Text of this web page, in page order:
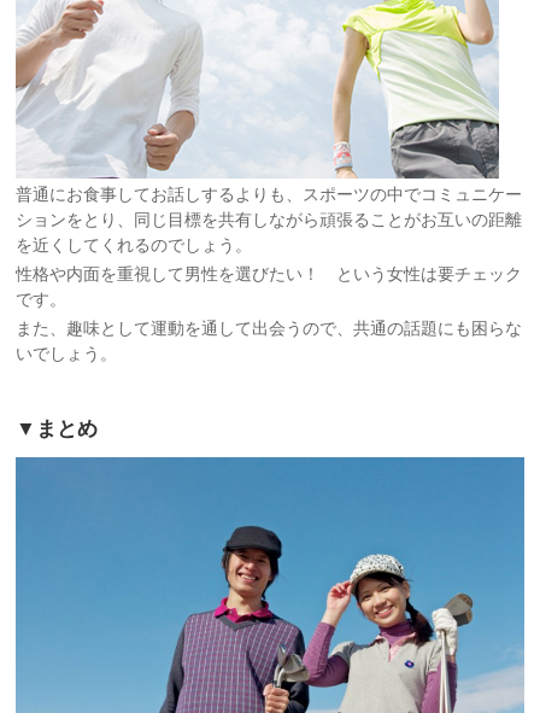
普通にお食事してお話しするよりも、スポーツの中でコミュニケー
ションをとり、同じ目標を共有しながら頑張ることがお互いの距離
を近くしてくれるのでしょう。
性格や内面を重視して男性を選びたい！ という女性は要チェック
です。
また、趣味として運動を通して出会うので、共通の話題にも困らな
いでしょう。
▼まとめ